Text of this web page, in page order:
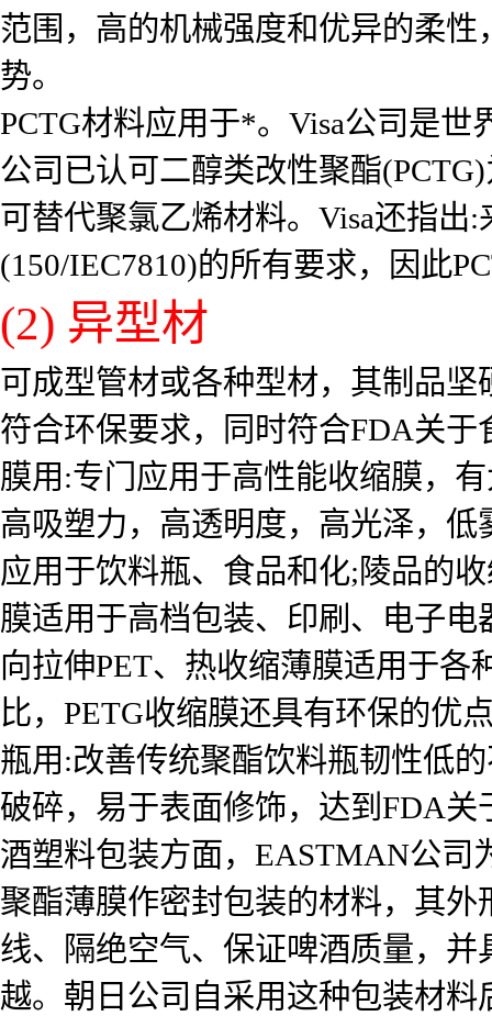
范围，高的机械强度和优异的柔
势。
PCTG材料应用于*。Visa公司是
公司已认可二醇类改性聚酯
可替代聚氯乙烯材料。Visa还指出
(150/IEC7810)的所有要求，因此
(2) 异型材
可成型管材或各种型材，其制品
符合环保要求，同时符合FDA关
膜用:专门应用于高性能收缩膜，
高吸塑力，高透明度，高光泽，
应用于饮料瓶、食品和化;陵品的
膜适用于高档包装、印刷、电子
向拉伸PET、热收缩薄膜适用于各
比，PETG收缩膜还具有环保的优
瓶用:改善传统聚酯饮料瓶韧性低
破碎，易于表面修饰，达到FDA
酒塑料包装方面，EASTMAN公司
聚酯薄膜作密封包装的材料，其
线、隔绝空气、保证啤酒质量，
越。朝日公司自采用这种包装材料